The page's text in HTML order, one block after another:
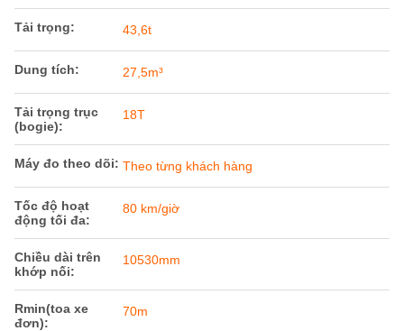
Tải trọng: 43,6t
Dung tích: 27,5m³
Tải trọng trục
(bogie):
18T
Máy đo theo dõi: Theo từng khách hàng
Tốc độ hoạt
động tối đa:
80 km/giờ
Chiều dài trên
khớp nối:
10530mm
Rmin(toa xe
đơn):
70m